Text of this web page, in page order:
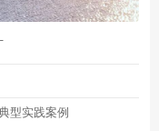
型实践案例